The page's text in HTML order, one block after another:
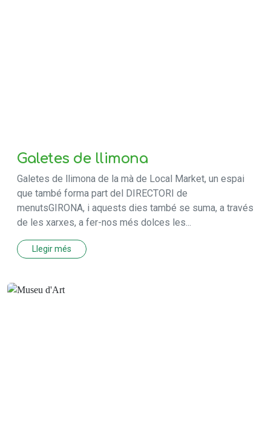
Galetes de llimona
Galetes de llimona de la mà de Local Market, un espai
que també forma part del DIRECTORI de
menutsGIRONA, i aquests dies també se suma, a través
de les xarxes, a fer-nos més dolces les...
Llegir més